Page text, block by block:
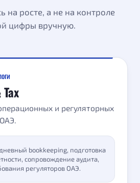
на росте, а не на контроле
цифры вручную.
и регуляторных
bookkeeping, подготовка
сопровождение аудита,
регуляторов ОАЭ.